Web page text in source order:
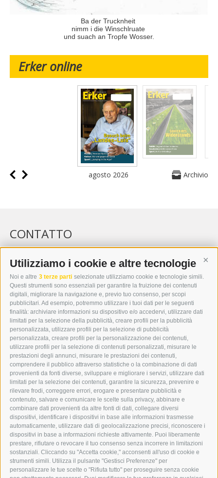
Utilizziamo i cookie e altre tecnologie
Noi e altre 3 terze parti selezionate utilizziamo cookie e tecnologie simili.
Questi strumenti sono essenziali per garantire la fruizione dei contenuti
digitali, migliorare la navigazione e, previo tuo consenso, per scopi
pubblicitari. Ad esempio, potremmo utilizzare i tuoi dati per le seguenti
finalità: archiviare informazioni su dispositivo e/o accedervi, utilizzare dati
limitati per la selezione della pubblicità, creare profili per la pubblicità
personalizzata, utilizzare profili per la selezione di pubblicità
personalizzata, creare profili per la personalizzazione dei contenuti,
utilizzare profili per la selezione di contenuti personalizzati, misurare le
prestazioni degli annunci, misurare le prestazioni dei contenuti,
comprendere il pubblico attraverso statistiche o la combinazione di dati
provenienti da fonti diverse, sviluppare e migliorare i servizi, utilizzare dati
limitati per la selezione dei contenuti, garantire la sicurezza, prevenire e
rilevare frodi, correggere errori, erogare e presentare pubblicità e
contenuto, salvare e comunicare le scelte sulla privacy, abbinare e
combinare dati provenienti da altre fonti di dati, collegare diversi
dispositivi, identificare i dispositivi in base alle informazioni trasmesse
automaticamente, utilizzare dati di geolocalizzazione precisi, riconoscere i
dispositivi in base a informazioni richieste attivamente. Puoi liberamente
prestare, rifiutare o revocare il tuo consenso senza incorrere in limitazioni
sostanziali. Cliccando su "Accetta cookie," acconsenti all'uso di cookie e
strumenti simili. Utilizza il pulsante "Gestisci Preferenze" per
personalizzare le tue scelte o "Rifiuta tutto" per proseguire senza cookie
Ba der Trucknheit
nimm i die Winschlruate
und suach an Tropfe Wosser.
Erker online
agosto 2026 Archivio
CONTATTO
WIPP-MEDIA GMBH
DER ERKER
I-39049 VIPITENO
TEL.: +39 0472 766876
GRAFIK@DERERKER.IT
INFO@DERERKER.IT
BARBARA.FONTANA@DERERKER.IT
ERKER
PUBBLICITÀ NELL’ERKER
PUBBLICITÀ ONLINE
ADDEBITO DIRETTO SEPA
REGOLAMENTO COMMENTI
ONLINE VOTING
SERVICE
EVENTI
ANNUNCI
LINK UTILI